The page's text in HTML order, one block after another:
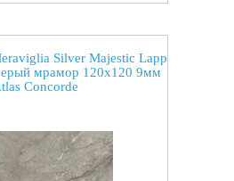
Silver Majestic Lapp
мрамор 120x120 9мм
Concorde